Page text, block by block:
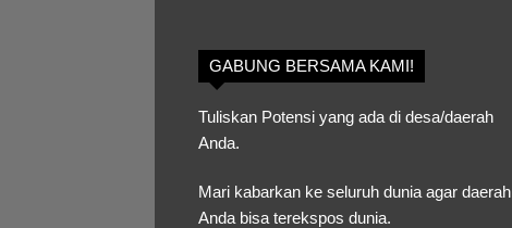
GABUNG BERSAMA KAMI!
Tuliskan Potensi yang ada di desa/daerah
Anda.
Mari kabarkan ke seluruh dunia agar daerah
Anda bisa terekspos dunia.